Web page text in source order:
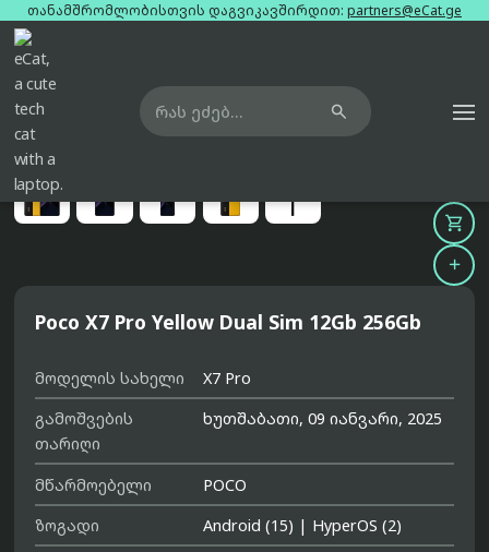
თანამშრომლობისთვის დაგვიკავშირდით: partners@eCat.ge

მთავარი ტელეფონები

Poco X7 Pro Yellow Dual Sim 12Gb 256Gb
მოდელის სახელი
X7 Pro
გამოშვების
თარიღი
ხუთშაბათი, 09 იანვარი, 2025
მწარმოებელი
POCO
ზოგადი
Android (15) | HyperOS (2)

